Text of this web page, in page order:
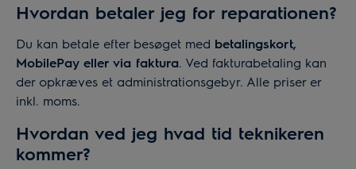
Hvordan betaler jeg for reparationen?
Du kan betale efter besøget med betalingskort,
MobilePay eller via faktura. Ved fakturabetaling kan
der opkræves et administrationsgebyr. Alle priser er
inkl. moms.
Hvordan ved jeg hvad tid teknikeren
kommer?